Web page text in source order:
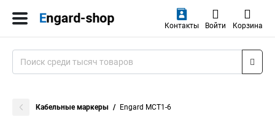
Контакты Войти Корзина
Кабельные маркеры Engard MCT1-6